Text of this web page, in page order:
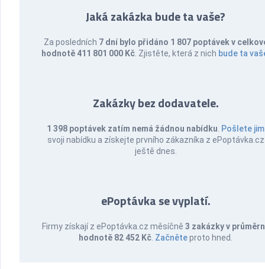
Jaká zakázka bude ta vaše?
Za posledních 7 dní bylo přidáno 1 807 poptávek v
hodnotě 411 801 000 Kč . Zjistěte, která z nich bude ta
Zakázky bez dodavatele.
1 398 poptávek zatím nemá žádnou nabídku Pošlete jim
svoji nabídku a získejte prvního zákazníka z ePoptávka.cz
ještě dnes.
ePoptávka se vyplatí.
Firmy získají z ePoptávka.cz měsíčně 3 zakázky v
hodnotě 82 452 Kč Začněteproto hned.